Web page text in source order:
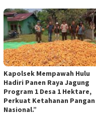
Kapolsek Mempawah Hulu
Hadiri Panen Raya Jagung
Program 1 Desa 1 Hektare,
Perkuat Ketahanan Pangan
Nasional.”